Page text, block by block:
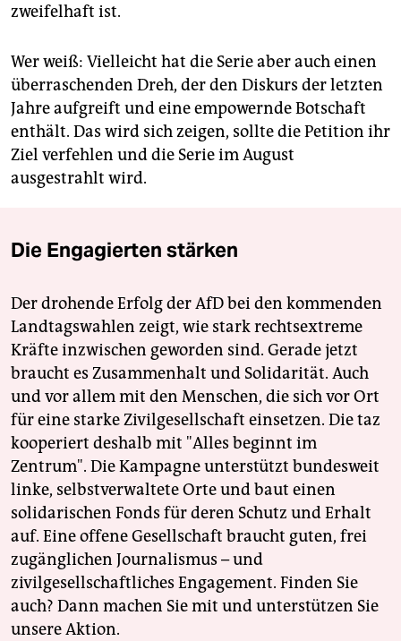
zweifelhaft ist.
Wer weiß: Vielleicht hat die Serie aber auch einen
überraschenden Dreh, der den Diskurs der letzten
Jahre aufgreift und eine empowernde Botschaft
enthält. Das wird sich zeigen, sollte die Petition ihr
Ziel verfehlen und die Serie im August
ausgestrahlt wird.
Die Engagierten stärken
Der drohende Erfolg der AfD bei den kommenden
Landtagswahlen zeigt, wie stark rechtsextreme
Kräfte inzwischen geworden sind. Gerade jetzt
braucht es Zusammenhalt und Solidarität. Auch
und vor allem mit den Menschen, die sich vor Ort
für eine starke Zivilgesellschaft einsetzen. Die taz
kooperiert deshalb mit "Alles beginnt im
Zentrum". Die Kampagne unterstützt bundesweit
linke, selbstverwaltete Orte und baut einen
solidarischen Fonds für deren Schutz und Erhalt
auf. Eine offene Gesellschaft braucht guten, frei
zugänglichen Journalismus – und
zivilgesellschaftliches Engagement. Finden Sie
auch? Dann machen Sie mit und unterstützen Sie
unsere Aktion.